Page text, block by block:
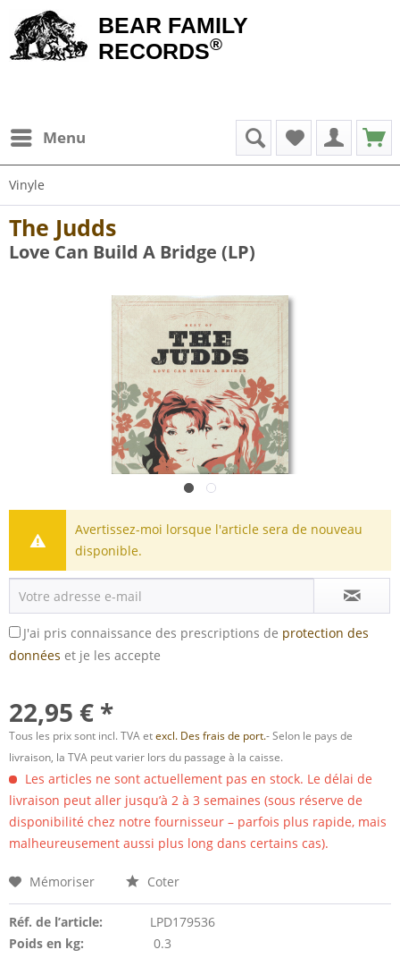
BEAR FAMILY
RECORDS®
Menu
Vinyle
The Judds
Love Can Build A Bridge (LP)
Avertissez-moi lorsque l'article sera de nouveau
disponible.
J'ai pris connaissance des prescriptions de protection des
données et je les accepte
22,95 € *
Tous les prix sont incl. TVA etexcl. Des frais de port.- Selon le pays de
livraison, la TVA peut varier lors du passage à la caisse.
Les articles ne sont actuellement pas en stock. Le délai de
livraison peut aller jusqu’à 2 à 3 semaines (sous réserve de
disponibilité chez notre fournisseur – parfois plus rapide, mais
malheureusement aussi plus long dans certains cas).
Mémoriser Coter
Réf. de l’article:
LPD179536
Poids en kg:
0.3